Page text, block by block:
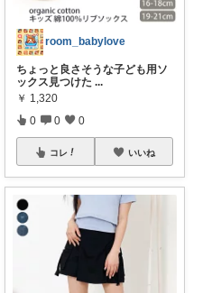
room_babylove
ちょっと良さそうな子ども用ソ
ックス見つけた ...
￥ 1,320
0 0 0
コレ いいね